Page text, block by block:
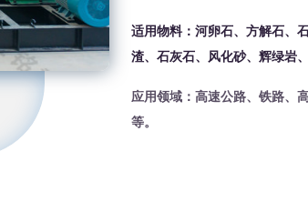
适用物料：河卵石、方解石、
渣、石灰石、风化砂、辉绿岩
应用领域：高速公路、铁路、
等。